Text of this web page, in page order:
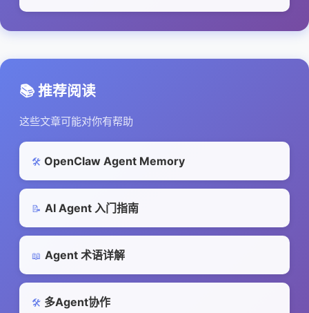
📚 推荐阅读
这些文章可能对你有帮助
🛠️ OpenClaw Agent Memory
📝 AI Agent 入门指南
📖 Agent 术语详解
🛠️ 多Agent协作